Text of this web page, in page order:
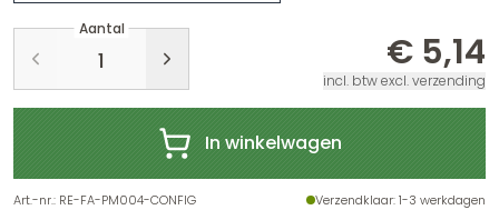
Aantal
€ 5,14
incl. btw excl. verzending
In winkelwagen
Art.-nr.: RE-FA-PM004-CONFIG Verzendklaar: 1-3 werkdagen